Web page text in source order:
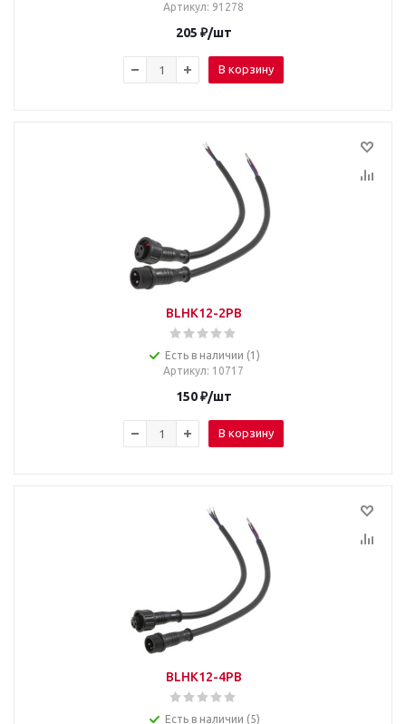
Артикул: 91278
205 ₽/шт
В корзину
BLHK12-2PB
Есть в наличии (1)
Артикул: 10717
150₽/шт
В корзину
BLHK12-4PB
Есть в наличии (5)